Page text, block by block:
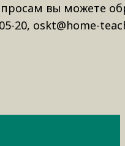
вы можете
20, oskt@home-